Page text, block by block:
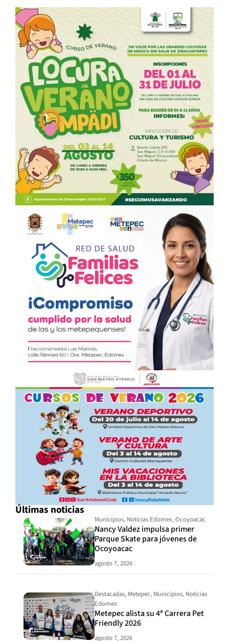
Últimas noticias
Municipios, Noticias Edomex,Ocoyoacac
Nancy Valdez impulsa primer
Parque Skate para jóvenes de
Ocoyoacac
agosto 7, 2026
Destacadas, Metepec, Municipios, Noticias
Edomex
Metepec alista su 4ª Carrera Pet
Friendly 2026
agosto 7, 2026